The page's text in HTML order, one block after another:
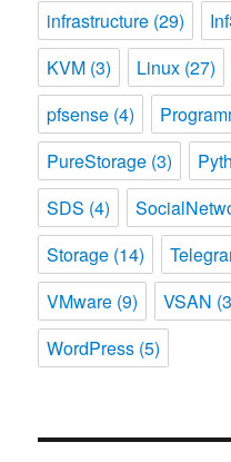
infrastructure (29)
KVM (3) Linux (27)
pfsense (4)
PureStorage (3)
SDS (4)
Storage (14)
VMware (9) VSAN
WordPress (5)